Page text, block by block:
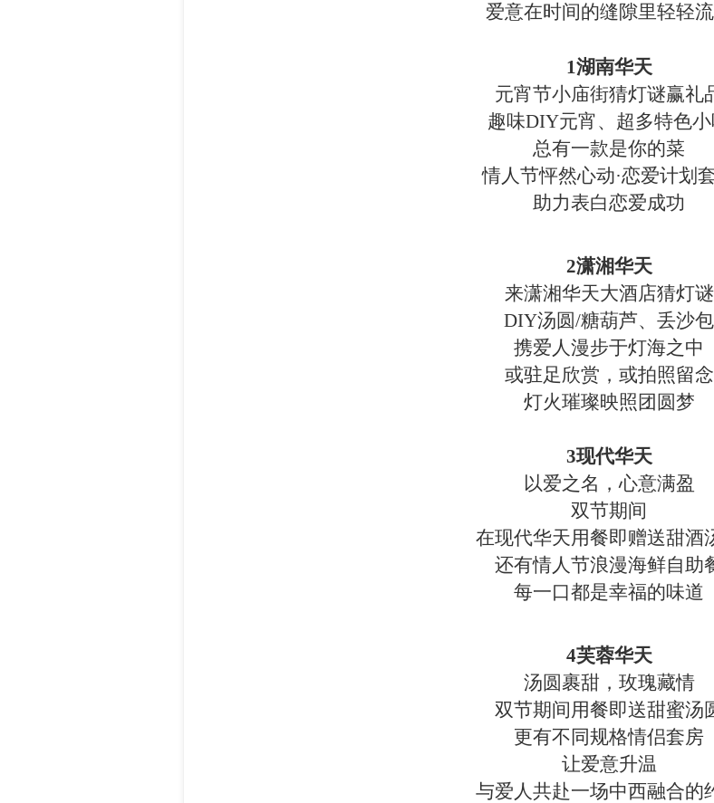
爱意在时间的缝隙里轻轻
1湖南华天
元宵节小庙街猜灯谜赢礼
趣味DIY元宵、超多特色
总有一款是你的菜
情人节怦然心动·恋爱计划
助力表白恋爱成功
2潇湘华天
来潇湘华天大酒店猜灯谜
DIY汤圆/糖葫芦、丢沙包
携爱人漫步于灯海之中
或驻足欣赏，或拍照留念
灯火璀璨映照团圆梦
3现代华天
以爱之名，心意满盈
双节期间
在现代华天用餐即赠送甜酒
还有情人节浪漫海鲜自助
每一口都是幸福的味道
4芙蓉华天
汤圆裹甜，玫瑰藏情
双节期间用餐即送甜蜜汤
更有不同规格情侣套房
让爱意升温
与爱人共赴一场中西融合的